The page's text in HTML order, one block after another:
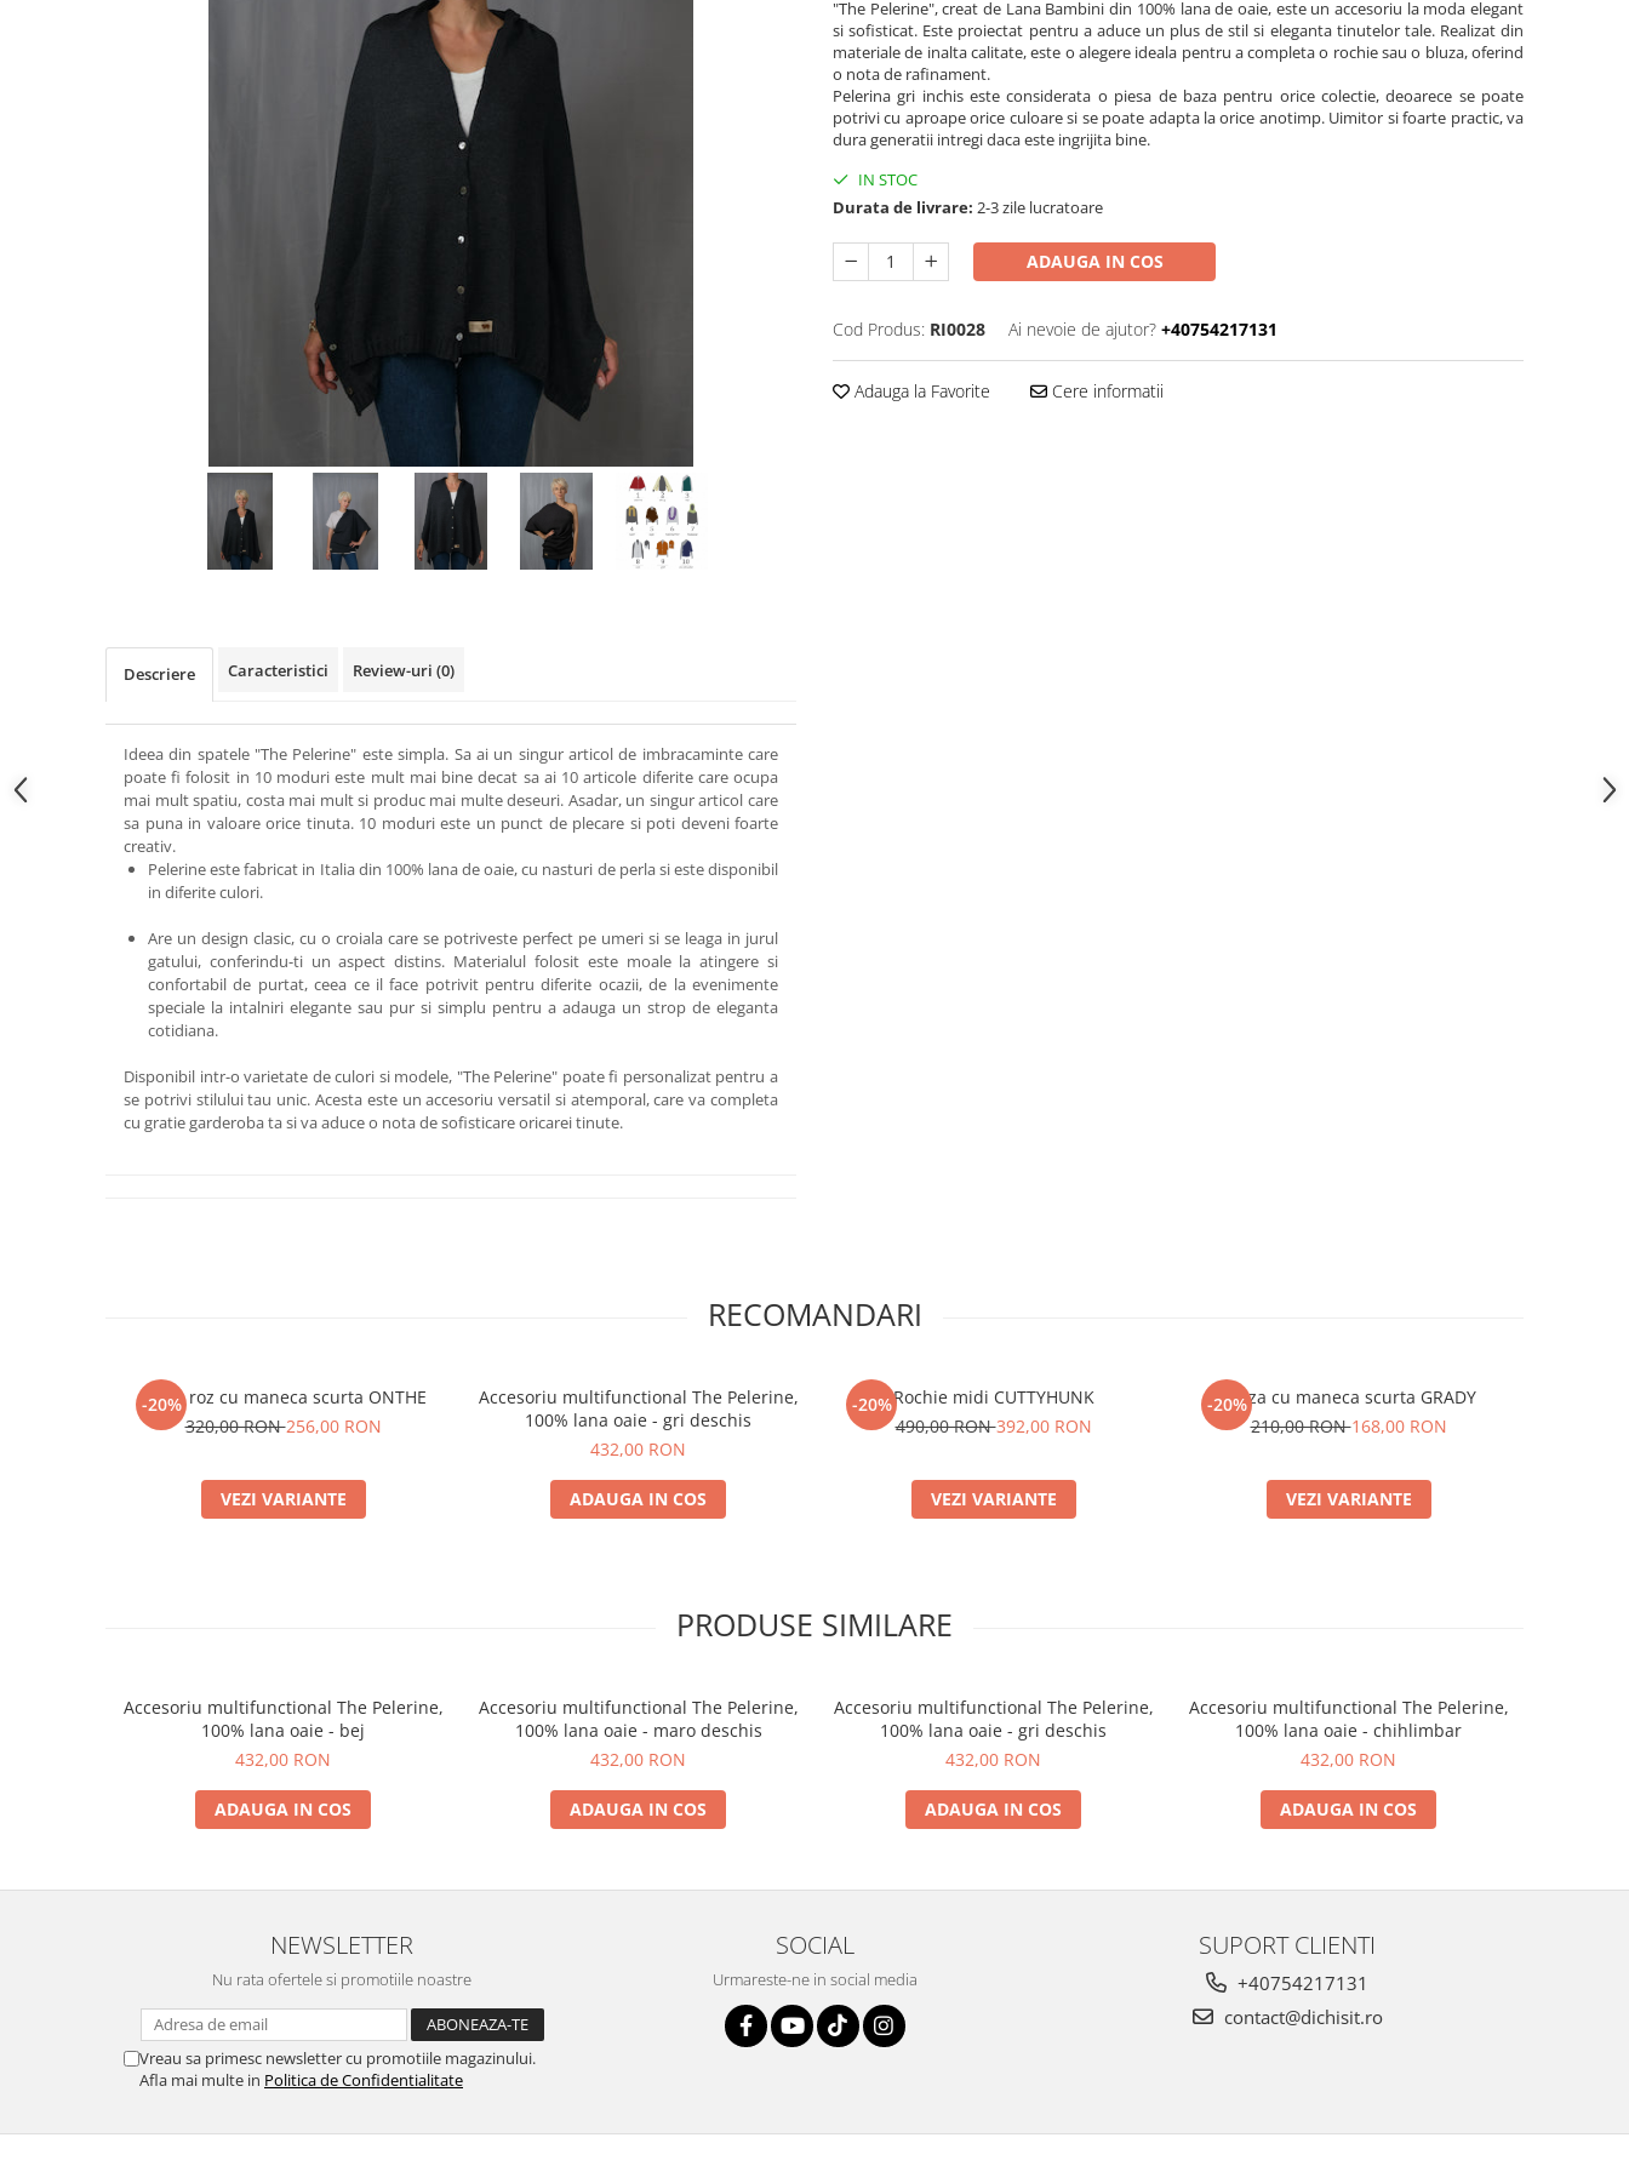
"The Pelerine", creat de Lana Bambini din 100% lana de oaie, este un accesoriu la moda elegant
si sofisticat. Este proiectat pentru a aduce un plus de stil si eleganta tinutelor tale. Realizat din
materiale de inalta calitate, este o alegere ideala pentru a completa o rochie sau o bluza, oferind
o nota de rafinament.
Pelerina gri inchis este considerata o piesa de baza pentru orice colectie, deoarece se poate
potrivi cu aproape orice culoare si se poate adapta la orice anotimp. Uimitor si foarte practic, va
dura generatii intregi daca este ingrijita bine.
IN STOC
Durata de livrare: 2-3 zile lucratoare
ADAUGA IN COS
Cod Produs: RI0028 Ai nevoie de ajutor? +40754217131
Adauga la Favorite Cere informatii
Descriere Caracteristici Review-uri (0)
Ideea din spatele "The Pelerine" este simpla. Sa ai un singur articol de imbracaminte care
poate fi folosit in 10 moduri este mult mai bine decat sa ai 10 articole diferite care ocupa
mai mult spatiu, costa mai mult si produc mai multe deseuri. Asadar, un singur articol care
sa puna in valoare orice tinuta. 10 moduri este un punct de plecare si poti deveni foarte
creativ.
Pelerine este fabricat in Italia din 100% lana de oaie, cu nasturi de perla si este disponibil
in diferite culori.
Are un design clasic, cu o croiala care se potriveste perfect pe umeri si se leaga in jurul
gatului, conferindu-ti un aspect distins. Materialul folosit este moale la atingere si
confortabil de purtat, ceea ce il face potrivit pentru diferite ocazii, de la evenimente
speciale la intalniri elegante sau pur si simplu pentru a adauga un strop de eleganta
cotidiana.
Disponibil intr-o varietate de culori si modele, "The Pelerine" poate fi personalizat pentru a
se potrivi stilului tau unic. Acesta este un accesoriu versatil si atemporal, care va completa
cu gratie garderoba ta si va aduce o nota de sofisticare oricarei tinute.
RECOMANDARI
-20%
Bluza roz cu maneca scurta ONTHE
320,00 RON256,00 RON
VEZI VARIANTE
Accesoriu multifunctional The Pelerine,
100% lana oaie - gri deschis
432,00 RON
ADAUGA IN COS
-20%Rochie midi CUTTYHUNK
490,00 RON392,00 RON
VEZI VARIANTE
-20%
Bluza cu maneca scurta GRADY
210,00 RON168,00 RON
VEZI VARIANTE
PRODUSE SIMILARE
Accesoriu multifunctional The Pelerine,
100% lana oaie - bej
432,00 RON
ADAUGA IN COS
Accesoriu multifunctional The Pelerine,
100% lana oaie - maro deschis
432,00 RON
ADAUGA IN COS
Accesoriu multifunctional The Pelerine,
100% lana oaie - gri deschis
432,00 RON
ADAUGA IN COS
Accesoriu multifunctional The Pelerine,
100% lana oaie - chihlimbar
432,00 RON
ADAUGA IN COS
NEWSLETTER
Nu rata ofertele si promotiile noastre
Vreau sa primesc newsletter cu promotiile magazinului.
Afla mai multe in Politica de Confidentialitate
SOCIAL
Urmareste-ne in social media
SUPORT CLIENTI
+40754217131
contact@dichisit.ro